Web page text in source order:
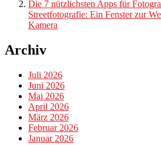
Die 7 nützlichsten Apps für
Streetfotografie: Ein Fenster zur
Kamera
Archiv
Juli 2026
Juni 2026
Mai 2026
April 2026
März 2026
Februar 2026
Januar 2026